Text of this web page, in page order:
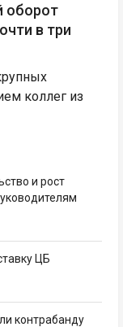
оборот
в три
коллег из
и рост
ЦБ
контрабанду